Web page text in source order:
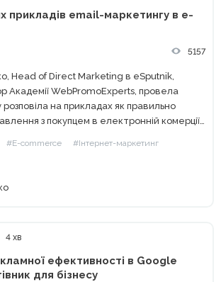
прикладів email-маркетингу в e-
5157
Head of Direct Marketing в eSputnik,
Академії WebPromoExperts, провела
на прикладах як правильно
з покупцем в електронній комерції.
яка вже...
#E-commerce
#Інтернет-маркетинг
4 хв
ефективності в Google
для бізнесу